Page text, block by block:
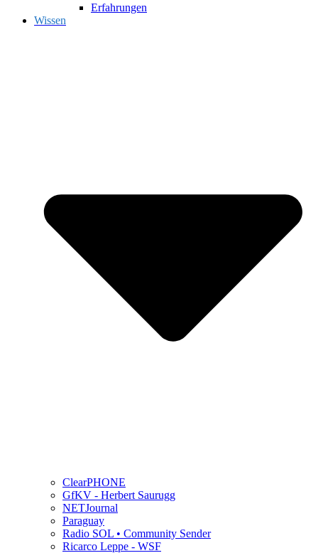
Erfahrungen
Wissen
ClearPHONE
GfKV - Herbert Saurugg
NETJournal
Paraguay
Radio SOL • Community Sender
Ricarco Leppe - WSF